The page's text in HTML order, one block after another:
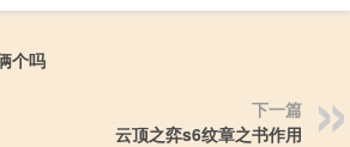
个吗
下一篇
云顶之弈s6纹章之书作用